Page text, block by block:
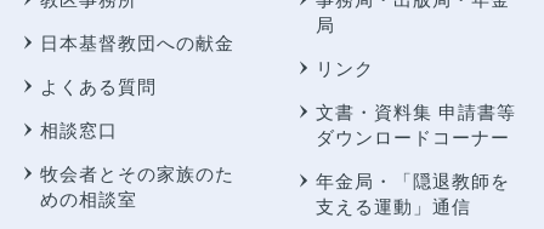
日本基督教団への献金
よくある質問
相談窓口
牧会者とその家族のた
めの相談室
局
リンク
文書・資料集 申請書等
ダウンロードコーナー
年金局・
「隠退教師を
支える運動」通信